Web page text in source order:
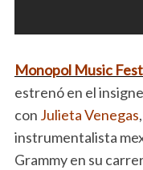
Monopol Music
estrenó en el
con Julieta Venegas
instrumentalista
Grammy en su